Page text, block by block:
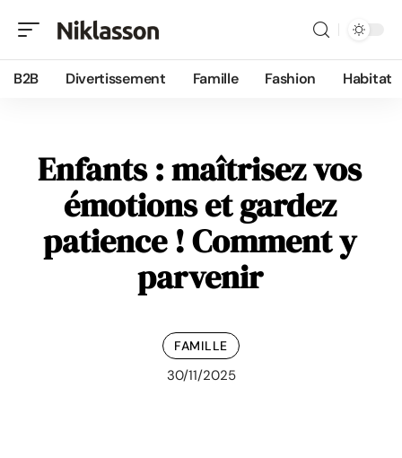
B2B Divertissement Famille Fashion Habitat
Enfants : maîtrisez vos
émotions et gardez
patience ! Comment y
parvenir
FAMILLE
30/11/2025